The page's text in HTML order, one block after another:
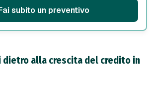
Fai subito un preventivo
dietro alla crescita del credito in